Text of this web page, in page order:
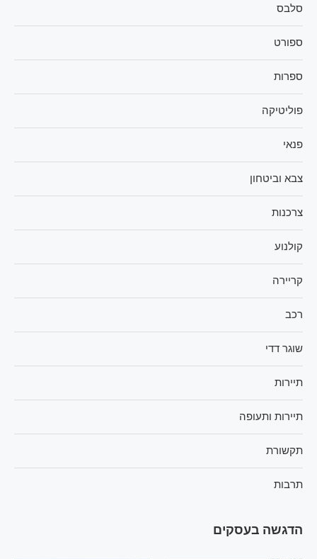
סלבס
ספורט
ספרות
פוליטיקה
פנאי
צבא וביטחון
צרכנות
קולנוע
קריירה
רכב
שוגר דדי
תיירות
תיירות ותעופה
תקשורת
תרבות
הדגשה בעסקים